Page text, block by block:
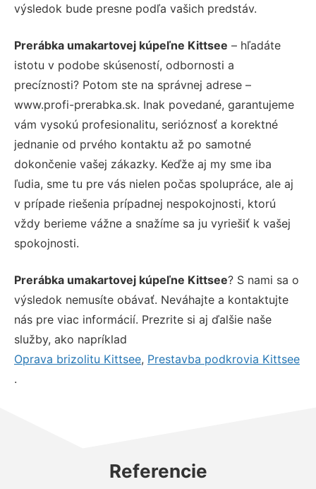
výsledok bude presne podľa vašich predstáv.
Prerábka umakartovej kúpeľne Kittsee – hľadáte
istotu v podobe skúseností, odbornosti a
precíznosti? Potom ste na správnej adrese –
www.profi-prerabka.sk. Inak povedané, garantujeme
vám vysokú profesionalitu, serióznosť a korektné
jednanie od prvého kontaktu až po samotné
dokončenie vašej zákazky. Keďže aj my sme iba
ľudia, sme tu pre vás nielen počas spolupráce, ale aj
v prípade riešenia prípadnej nespokojnosti, ktorú
vždy berieme vážne a snažíme sa ju vyriešiť k vašej
spokojnosti.
Prerábka umakartovej kúpeľne Kittsee? S nami sa o
výsledok nemusíte obávať. Neváhajte a kontaktujte
nás pre viac informácií. Prezrite si aj ďalšie naše
služby, ako napríklad
Oprava brizolitu Kittsee, Prestavba podkrovia Kittsee
.
Referencie